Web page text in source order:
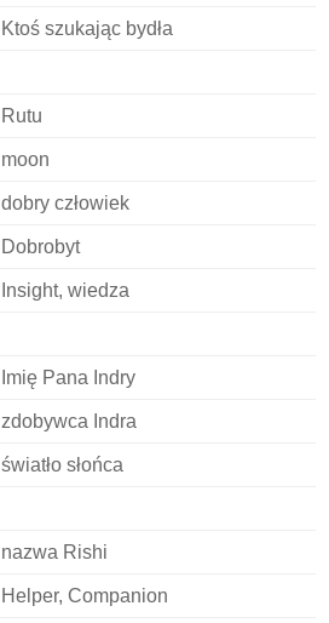
Ktoś szukając bydła
Rutu
moon
dobry człowiek
Dobrobyt
Insight, wiedza
Imię Pana Indry
zdobywca Indra
światło słońca
nazwa Rishi
Helper, Companion